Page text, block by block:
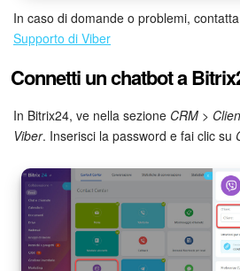
Marketing
Gestione inventario
Telefonia
Impostazioni
Enterprise
In caso di domande o problemi,
Supporto di Viber
Connetti un chatbot a
In Bitrix24, ve nella sezione CRM >
Viber. Inserisci la password e fai clic su